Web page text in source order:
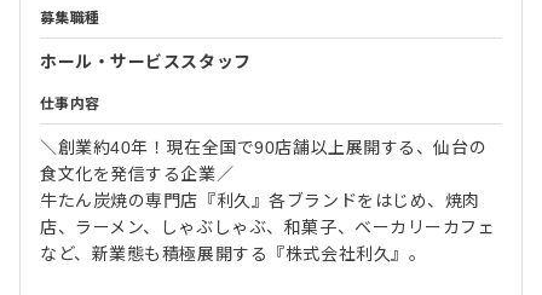
募集職種
ホール・サービススタッフ
仕事内容
＼創業約40年！現在全国で90店舗以上展開する、仙台の
食文化を発信する企業／
牛たん炭焼の専門店『利久』各ブランドをはじめ、焼肉
店、ラーメン、しゃぶしゃぶ、和菓子、ベーカリーカフェ
など、新業態も積極展開する『株式会社利久』。